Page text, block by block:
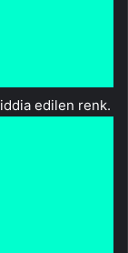
edilen renk.